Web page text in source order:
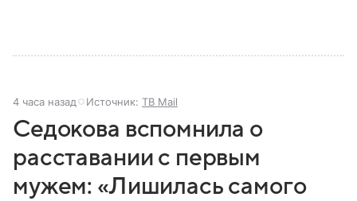
4 часа назад Источник: ТВ Mail
Седокова вспомнила о
расставании с первым
мужем: «Лишилась самого